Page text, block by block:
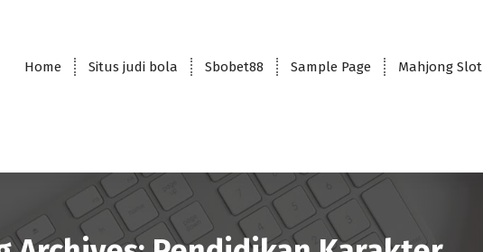
Home Situs judi bola Sbobet88 Sample Page Mahjong Slot